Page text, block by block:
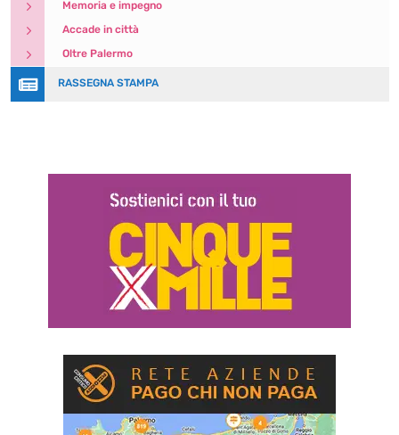
5 Memoria e impegno
5 Accade in città
5 Oltre Palermo
 RASSEGNA STAMPA